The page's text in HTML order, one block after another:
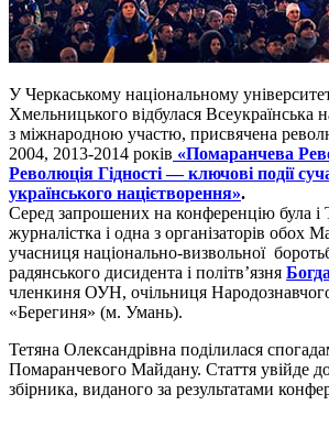
У Черкаському національному
Хмельницького відбулася Всеукраїнська
з міжнародною участю, присвячена
2004, 2013-2014 років «Помаранчева
Революція Гідності — ключові події
українського націєтворення».
Серед запрошених на конференцію була
журналістка і одна з організаторів обох
учасниця національно-визвольної
радянського дисидента і політв’язня
членкиня ОУН, очільниця
«Берегиня» (м. Умань).
Тетяна Олександрівна поділилася
Помаранчевого Майдану. Стаття увійде
збірника, виданого за результатами